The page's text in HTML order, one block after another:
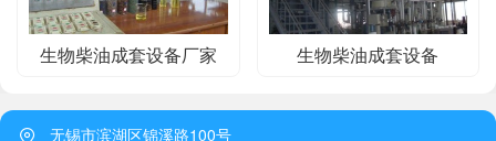
生物柴油成套设备厂家 生物柴油成套设备
无锡市滨湖区锦溪路100号